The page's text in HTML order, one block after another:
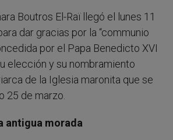
Boutros El-Raï llegó el lunes 11
dar gracias por la “communio
por el Papa Benedicto XVI
elección y su nombramiento
de la Iglesia maronita que se
25 de marzo.
antigua morada